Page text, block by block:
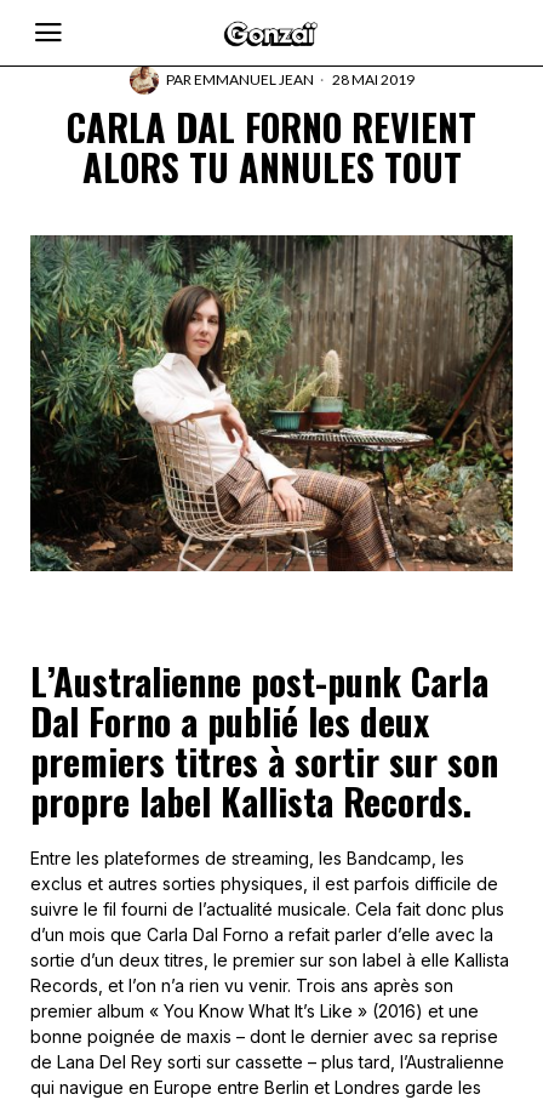
PAREMMANUEL JEAN 28 MAI 2019
CARLA DAL FORNO REVIENT
ALORS TU ANNULES TOUT
L’Australienne post-punk Carla
Dal Forno a publié les deux
premiers titres à sortir sur son
propre label Kallista Records.
Entre les plateformes de streaming, les Bandcamp, les
exclus et autres sorties physiques, il est parfois difficile de
suivre le fil fourni de l’actualité musicale. Cela fait donc plus
d’un mois que Carla Dal Forno a refait parler d’elle avec la
sortie d’un deux titres, le premier sur son label à elle Kallista
Records, et l’on n’a rien vu venir. Trois ans après son
premier album « You Know What It’s Like » (2016) et une
bonne poignée de maxis – dont le dernier avec sa reprise
de Lana Del Rey sorti sur cassette – plus tard, l’Australienne
qui navigue en Europe entre Berlin et Londres garde les